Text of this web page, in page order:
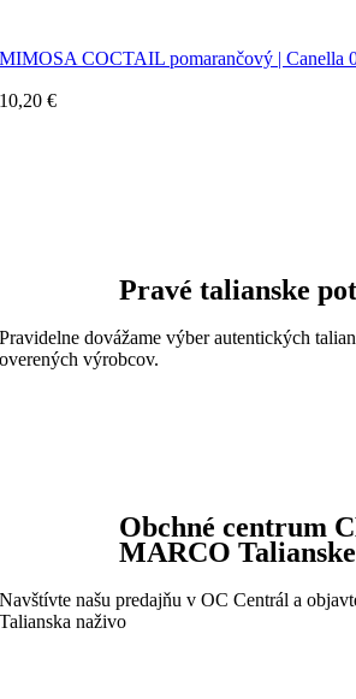
MIMOSA COCTAIL pomarančový | Canella
10,20€
Pravé talianske
Pravidelne dovážame výber autentických
overených výrobcov.
Obchné centrum
MARCO
Navštívte našu predajňu v OC Centrál a
Talianska naživo